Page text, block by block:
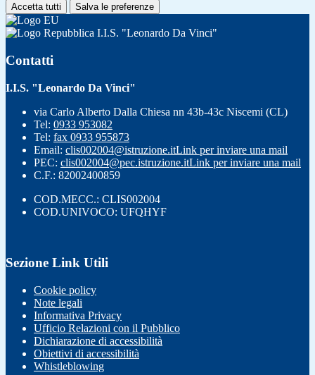
Accetta tutti Salva le preferenze
I.I.S. "Leonardo Da Vinci"
Contatti
I.I.S. "Leonardo Da Vinci"
via Carlo Alberto Dalla Chiesa nn 43b-43c Niscemi (CL)
Tel: 0933 953082
Tel: fax 0933 955873
Email: clis002004@istruzione.itLink per inviare una mail
PEC: clis002004@pec.istruzione.itLink per inviare una mail
C.F.: 82002400859
COD.MECC.: CLIS002004
COD.UNIVOCO: UFQHYF
Sezione Link Utili
Cookie policy
Note legali
Informativa Privacy
Ufficio Relazioni con il Pubblico
Dichiarazione di accessibilità
Obiettivi di accessibilità
Whistleblowing